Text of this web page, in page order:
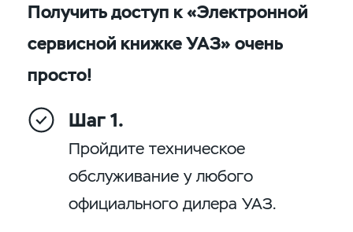
Получить доступ к «Электронной
сервисной книжке УАЗ» очень
просто!
Шаг 1.
Пройдите техническое
обслуживание у любого
официального дилера УАЗ.